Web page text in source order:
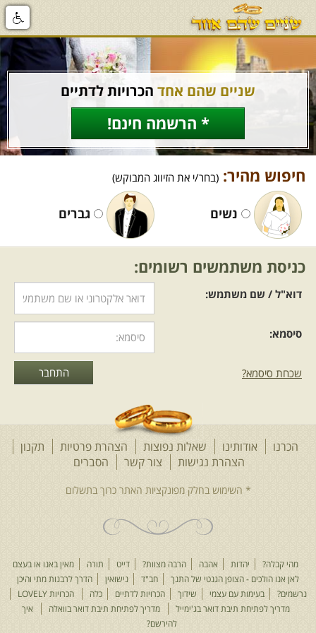
שניים שהם אחד הכרויות לדתיים
* הרשמה חינם!
חיפוש מהיר: (בחר/י את הזיווג המבוקש)
נשים גברים
כניסת משתמשים רשומים:
דוא"ל / שם משתמש:
סיסמא:
שכחת סיסמא?
הכרנו אודותינו שאלות נפוצות הצהרת פרטיות
תקנון
הצהרת נגישות
צור קשר הסברים
מהי קבלה? יהדות אהבה הרבה מצוות? דייט תורה
מאין באנו או בעצם
לאן אנו הולכים - הצופן הגנטי של התנך
חב"ד נישואין
הדרך לרבנות מתי והיכן
נרשמים?
בעימות עם עצמי שידוך הכרויות לדתיים כלה
הכרויות LOVELY
מדריך לפתיחת תיבת דואר בג'ימייל
מדריך לפתיחת תיבת דואר בוואלה
איך
להירשם?